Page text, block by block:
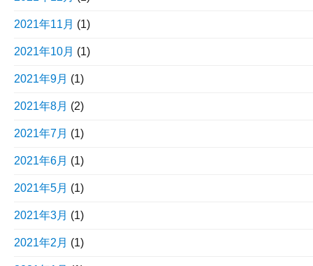
2021年11月 (1)
2021年10月 (1)
2021年9月 (1)
2021年8月 (2)
2021年7月 (1)
2021年6月 (1)
2021年5月 (1)
2021年3月 (1)
2021年2月 (1)